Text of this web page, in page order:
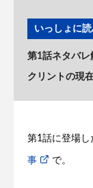
いっしょに
第1話ネタバレ
クリントの現
第1話に登場し
事 で。